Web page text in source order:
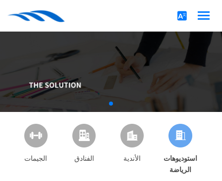
الجيمات الفنادق الأندية
استوديوهات
الرياضة